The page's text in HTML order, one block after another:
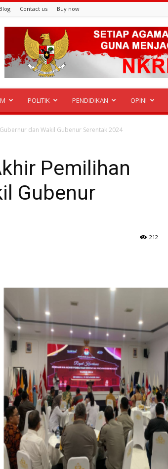
Blog Contact us Buy now
POLITIK PENDIDIKAN OPINI
dan Wakil Gubenur Serentak 2024
Pemilihan
Gubenur
212